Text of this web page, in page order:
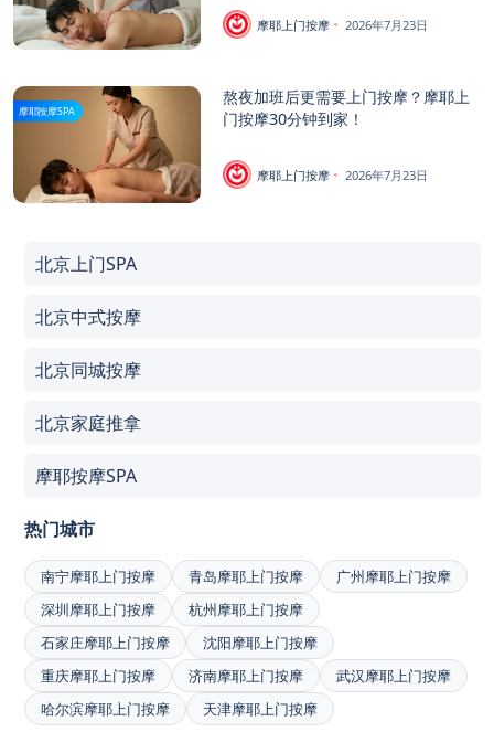
摩耶上门按摩 2026年7月23日
摩耶按摩SPA
熬夜加班后更需要上门按摩？摩耶上
门按摩30分钟到家！
摩耶上门按摩 2026年7月23日
北京上门SPA
北京中式按摩
北京同城按摩
北京家庭推拿
摩耶按摩SPA
热门城市
南宁摩耶上门按摩 青岛摩耶上门按摩
广州摩耶上门按摩
深圳摩耶上门按摩
杭州摩耶上门按摩
石家庄摩耶上门按摩
沈阳摩耶上门按摩
重庆摩耶上门按摩
济南摩耶上门按摩
武汉摩耶上门按摩
哈尔滨摩耶上门按摩
天津摩耶上门按摩